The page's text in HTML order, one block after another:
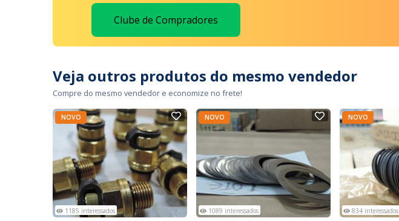
Clube de Compradores
Veja outros produtos do mesmo vendedor
Compre do mesmo vendedor e economize no frete!
NOVO
1185 interessados
NOVO
1089 interessados
NOVO
834 interessados